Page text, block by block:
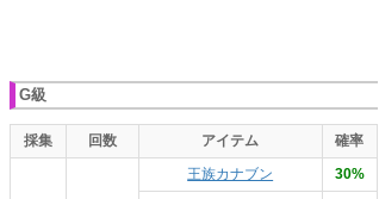
G級
採集 回数 アイテム 確率
王族カナブン
30%